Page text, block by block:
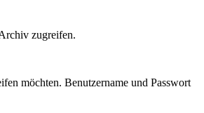
zugreifen.
möchten. Benutzername und Passwort